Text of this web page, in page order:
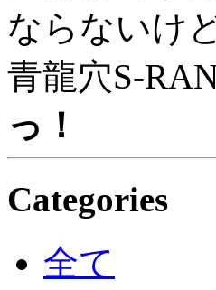
ならないけど
青龍穴S-
っ！
Categories
全て